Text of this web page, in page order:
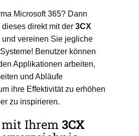
Microsoft 365? Dann
direkt mit der 3CX
und vereinen Sie jegliche
Benutzer können
Applikationen arbeiten,
und Abläufe
ihre Effektivität zu erhöhen
zu inspirieren.
Ihrem3CX